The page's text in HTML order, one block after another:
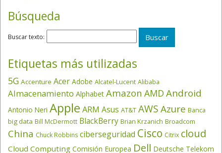
Búsqueda
Buscar texto:
Etiquetas más utilizadas
5G Accenture Acer Adobe Alcatel-Lucent Alibaba
Almacenamiento Alphabet Amazon AMD Android
Antonio Neri Apple ARM Asus AT&T AWSAzure Banca
big data Bill McDermott BlackBerry Brian Krzanich Broadcom
China Chuck Robbins ciberseguridad Cisco Citrix cloud
Cloud Computing Comisión Europea Dell Deutsche Telekom